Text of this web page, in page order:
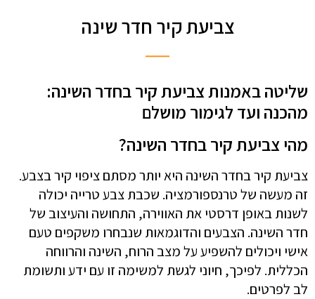
צביעת קיר חדר שינה
שליטה באמנות צביעת קיר בחדר השינה:
מהכנה ועד לגימור מושלם
מהי צביעת קיר בחדר השינה?
צביעת קיר בחדר השינה היא יותר מסתם ציפוי קיר בצבע.
זה מעשה של טרנספורמציה. שכבת צבע טרייה יכולה
לשנות באופן דרסטי את האווירה, התחושה והעיצוב של
חדר השינה. הצבעים והדוגמאות שנבחרו משקפים טעם
אישי ויכולים להשפיע על מצב הרוח, השינה והרווחה
הכללית. לפיכך, חיוני לגשת למשימה זו עם ידע ותשומת
לב לפרטים.